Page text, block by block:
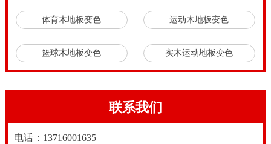
体育木地板变色 运动木地板变色
篮球木地板变色 实木运动地板变色
联系我们
电话：13716001635